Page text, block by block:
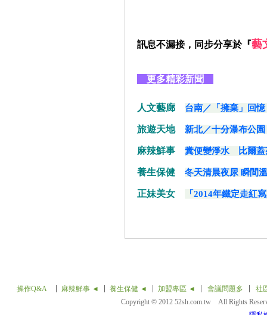
訊息不漏接，同步分享於『藝
更多精彩新聞
人文藝廊 台南／「擁棄」回
旅遊天地 新北／十分瀑布公
麻辣鮮事 糞便變淨水 比爾蓋
養生保健 冬天清晨夜尿 瞬間
正妹美女 「2014年鐵定走紅
操作Q&A 麻辣鮮事 ◄ 養生保健 ◄ 加盟專區 ◄ 會議問題多
社
Copyright © 2012 52sh.com.tw All Rights